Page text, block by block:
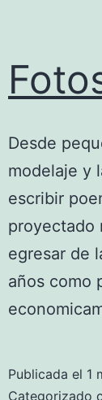
Desde
modelaje y
escribir
proyectado
egresar de
años como
Publicada el 1
Categorizado